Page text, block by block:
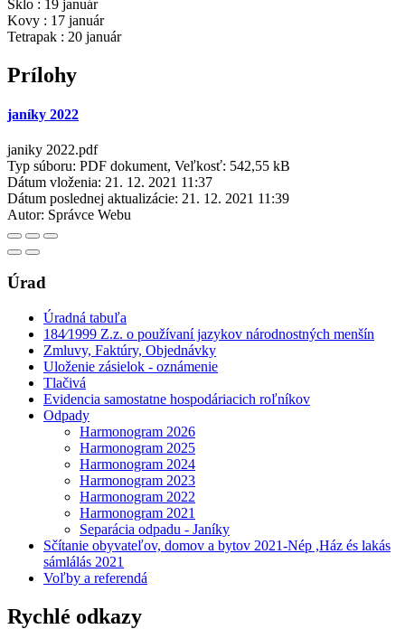
Sklo : 19 január
Kovy : 17 január
Tetrapak : 20 január
Prílohy
janíky 2022
janiky 2022.pdf
Typ súboru: PDF dokument, Veľkosť: 542,55 kB
Dátum vloženia: 21. 12. 2021 11:37
Dátum poslednej aktualizácie: 21. 12. 2021 11:39
Autor: Správce Webu
Úrad
Úradná tabuľa
184⁄1999 Z.z. o používaní jazykov národnostných menšín
Zmluvy, Faktúry, Objednávky
Uloženie zásielok - oznámenie
Tlačivá
Evidencia samostatne hospodáriacich roľníkov
Odpady
Harmonogram 2026
Harmonogram 2025
Harmonogram 2024
Harmonogram 2023
Harmonogram 2022
Harmonogram 2021
Separácia odpadu - Janíky
Sčítanie obyvateľov, domov a bytov 2021-Nép ,Ház és lakás
sámlálás 2021
Voľby a referendá
Rychlé odkazy